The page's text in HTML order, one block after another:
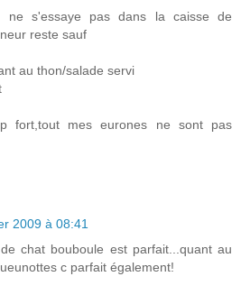
ne s'essaye pas dans la caisse de
reste sauf
au thon/salade servi
fort,tout mes eurones ne sont pas
2009 à 08:41
chat bouboule est parfait...quant au
c parfait également!